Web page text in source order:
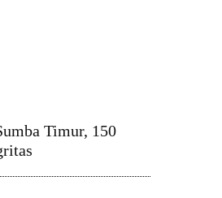
Timur, 150